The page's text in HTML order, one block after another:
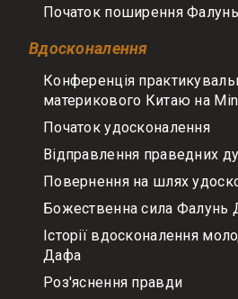
Початок поширення
Вдосконалення
Конференція
материкового Китаю на
Початок удосконалення
Відправлення праведних
Повернення на шлях
Божественна сила Фалунь
Історії вдосконалення
Дафа
Роз'яснення правди